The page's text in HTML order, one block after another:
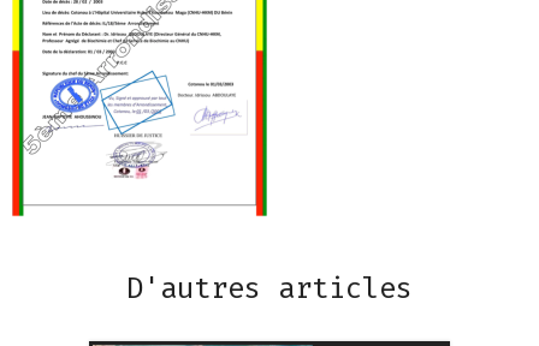
D'autres articles